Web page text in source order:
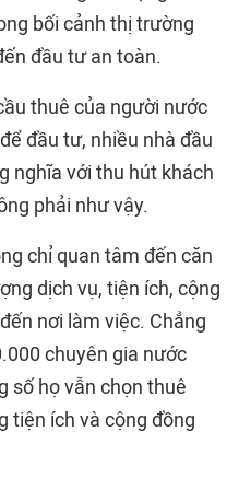
bối cảnh thị trường
đầu tư an toàn.
thuê của người nước
đầu tư, nhiều nhà đầu
nghĩa với thu hút khách
phải như vậy.
chỉ quan tâm đến căn
dịch vụ, tiện ích, cộng
nơi làm việc. Chẳng
chuyên gia nước
số họ vẫn chọn thuê
tiện ích và cộng đồng